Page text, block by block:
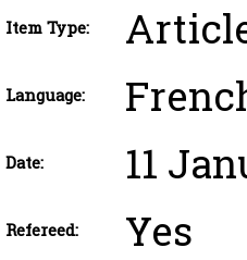
Item Type:
Language:
Date: 11
Refereed: Yes